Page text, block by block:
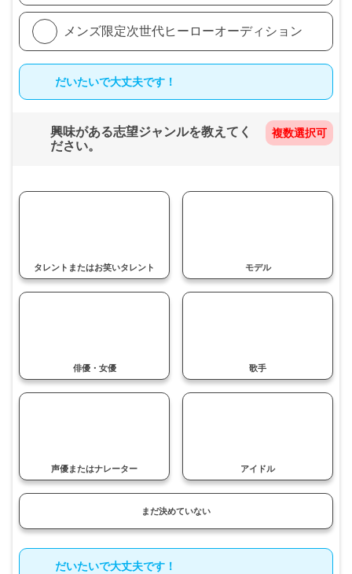
メンズ限定次世代ヒーローオーディション
だいたいで大丈夫です！
興味がある志望ジャンルを教えてく
ださい。
タレントまたはお笑いタレント モデル
俳優・女優 歌手
声優またはナレーター アイドル
まだ決めていない
だいたいで大丈夫です！